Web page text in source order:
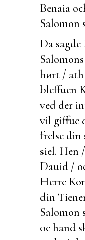
Benaia
Salomon
Da
hørt /
bleffuen
ved der
vil giffue
frelse din
siel. Hen
Dauid /
Herre
din
Salomon
oc hand